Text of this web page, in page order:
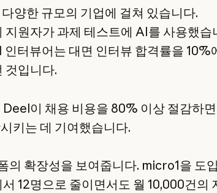
양한 규모의 기업에 걸쳐 있습니다.
원자가 과제 테스트에 AI를 사용했습
터뷰어는 대면 인터뷰 합격률을 10%
것입니다.
이 채용 비용을 80% 이상 절감하
키는 데 기여했습니다.
의 확장성을 보여줍니다. micro1을 도
12명으로 줄이면서도 월 10,000건의